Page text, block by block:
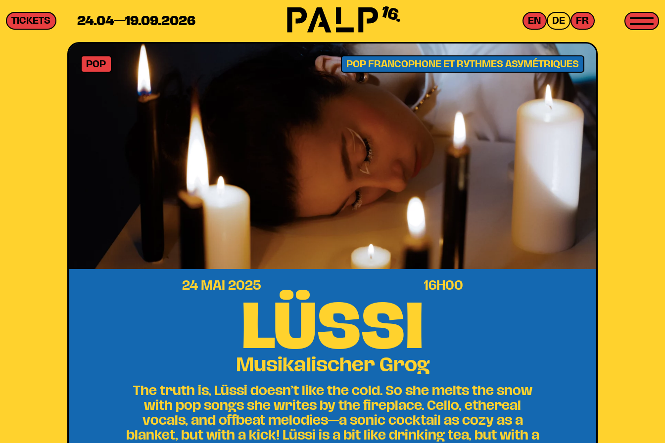
24.04—19.09.2026 16. EN DE FR
TICKETS
POP POP FRANCOPHONE ET RYTHMES ASYMÉTRIQUES
24 MAI 2025 16H00
LÜSSI
Musikalischer Grog
The truth is, Lüssi doesn’t like the cold. So she melts the snow
with pop songs she writes by the fireplace. Cello, ethereal
vocals, and offbeat melodies—a sonic cocktail as cozy as a
blanket, but with a kick! Lüssi is a bit like drinking tea, but with a